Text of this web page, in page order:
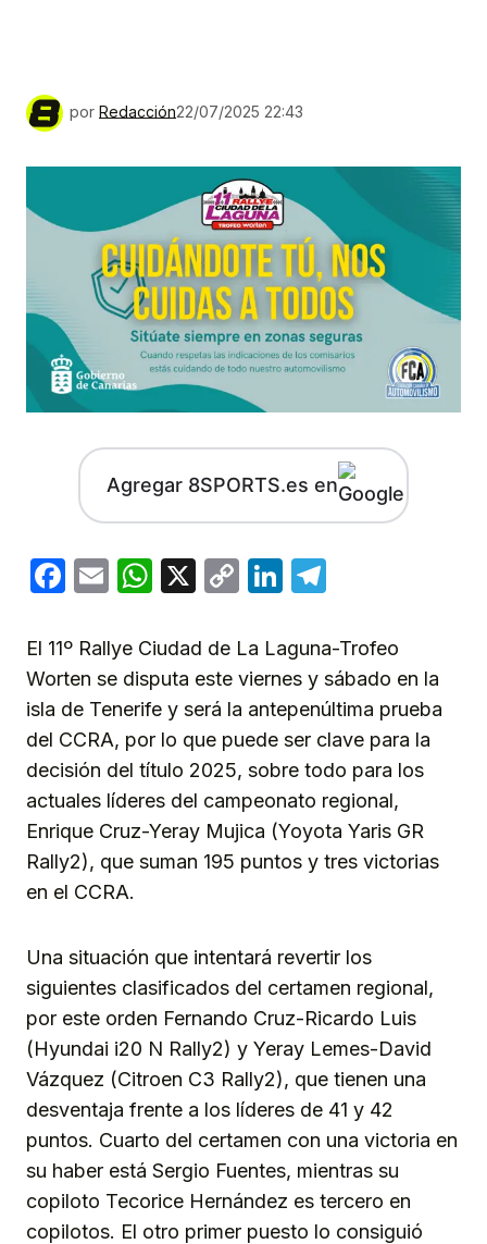
por Redacción22/07/2025 22:43
Agregar 8SPORTS.es en
Facebook
EmailWhatsApp
X
CopyLinkedIn
El 11º Rallye Ciudad de La Laguna-Trofeo
Worten se disputa este viernes y sábado en la
isla de Tenerife y será la antepenúltima prueba
del CCRA, por lo que puede ser clave para la
decisión del título 2025, sobre todo para los
actuales líderes del campeonato regional,
Enrique Cruz-Yeray Mujica (Yoyota Yaris GR
Rally2), que suman 195 puntos y tres victorias
en el CCRA.
Una situación que intentará revertir los
siguientes clasificados del certamen regional,
por este orden Fernando Cruz-Ricardo Luis
(Hyundai i20 N Rally2) y Yeray Lemes-David
Vázquez (Citroen C3 Rally2), que tienen una
desventaja frente a los líderes de 41 y 42
puntos. Cuarto del certamen con una victoria en
su haber está Sergio Fuentes, mientras su
copiloto Tecorice Hernández es tercero en
copilotos. El otro primer puesto lo consiguió